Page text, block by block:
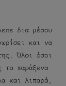
δια μέσου
και να
Όλοι όσοι
τα παράξενα
και λιπαρά,